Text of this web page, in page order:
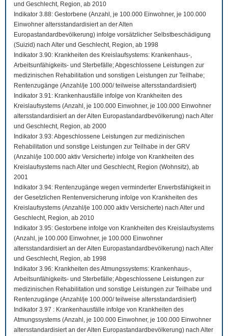
und Geschlecht, Region, ab 2010
Indikator 3.88: Gestorbene (Anzahl, je 100.000 Einwohner, je 100.000
Einwohner altersstandardisiert an der Alten
Europastandardbevölkerung) infolge vorsätzlicher Selbstbeschädigung
(Suizid) nach Alter und Geschlecht, Region, ab 1998
Indikator 3.90: Krankheiten des Kreislaufsystems: Krankenhaus-,
Arbeitsunfähigkeits- und Sterbefälle; Abgeschlossene Leistungen zur
medizinischen Rehabilitation und sonstigen Leistungen zur Teilhabe;
Rentenzugänge (Anzahl/je 100.000/ teilweise altersstandardisiert)
Indikator 3.91: Krankenhausfälle infolge von Krankheiten des
Kreislaufsystems (Anzahl, je 100.000 Einwohner, je 100.000 Einwohner
altersstandardisiert an der Alten Europastandardbevölkerung) nach Alter
und Geschlecht, Region, ab 2000
Indikator 3.93: Abgeschlossene Leistungen zur medizinischen
Rehabilitation und sonstige Leistungen zur Teilhabe in der GRV
(Anzahl/je 100.000 aktiv Versicherte) infolge von Krankheiten des
Kreislaufsystems nach Alter und Geschlecht, Region (Wohnsitz), ab
2001
Indikator 3.94: Rentenzugänge wegen verminderter Erwerbsfähigkeit in
der Gesetzlichen Rentenversicherung infolge von Krankheiten des
Kreislaufsystems (Anzahl/je 100.000 aktiv Versicherte) nach Alter und
Geschlecht, Region, ab 2010
Indikator 3.95: Gestorbene infolge von Krankheiten des Kreislaufsystems
(Anzahl, je 100.000 Einwohner, je 100.000 Einwohner
altersstandardisiert an der Alten Europastandardbevölkerung) nach Alter
und Geschlecht, Region, ab 1998
Indikator 3.96: Krankheiten des Atmungssystems: Krankenhaus-,
Arbeitsunfähigkeits- und Sterbefälle; Abgeschlossene Leistungen zur
medizinischen Rehabilitation und sonstige Leistungen zur Teilhabe und
Rentenzugänge (Anzahl/je 100.000/ teilweise altersstandardisiert)
Indikator 3.97 : Krankenhausfälle infolge von Krankheiten des
Atmungssystems (Anzahl, je 100.000 Einwohner, je 100.000 Einwohner
altersstandardisiert an der Alten Europastandardbevölkerung) nach Alter